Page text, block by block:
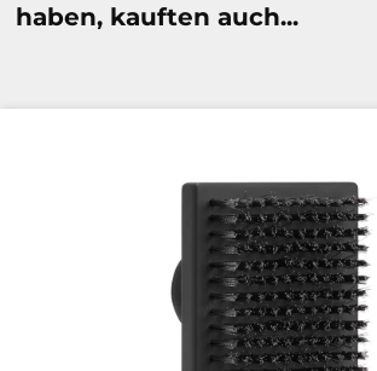
haben, kauften auch...